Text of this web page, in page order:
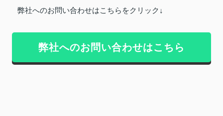
弊社へのお問い合わせはこちらをクリック↓
弊社へのお問い合わせはこちら